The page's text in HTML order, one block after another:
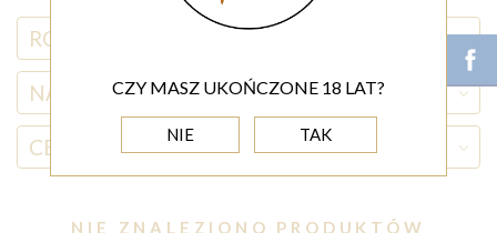
CZY MASZ UKOŃCZONE 18 LAT?
NIE TAK
RODZAJ ALKOHOLU
NAZWA ALKOHOLU
CENA (0,00 - 2 000,00)
NIE ZNALEZIONO PRODUKTÓW